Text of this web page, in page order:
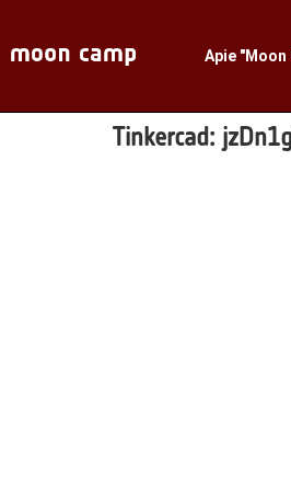
Apie "Moon
Tinkercad: